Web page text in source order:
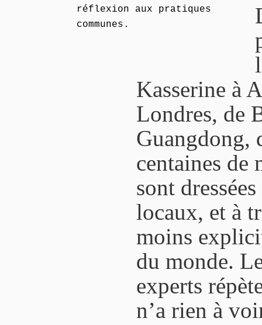
réflexion aux pratiques
communes.
Kasserine à
Londres, de
Guangdong,
centaines de
sont
locaux, et à
moins
du monde.
experts
n’a rien à